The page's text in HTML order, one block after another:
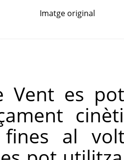
Imatge original
Vent es
fines al